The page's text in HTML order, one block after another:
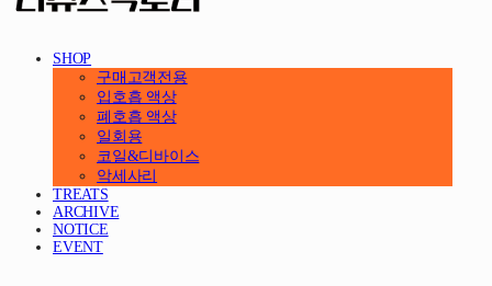
SHOP
구매고객전용
입호흡 액상
폐호흡 액상
일회용
코일&디바이스
악세사리
TREATS
ARCHIVE
NOTICE
EVENT